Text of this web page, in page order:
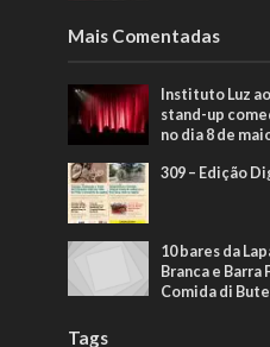
Mais Comentadas
Instituto Luz
stand-up
no dia 8 de
309 – Edição
10 bares da
Branca e
Comida di
Tags